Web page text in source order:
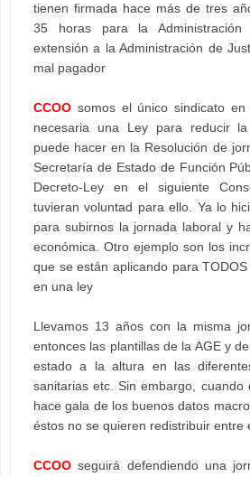
tienen firmada hace más de tres
35 horas para la
extensión a la Administración de
mal pagador
CCOO somos el único sindicato
necesaria una Ley para reducir
puede hacer en la Resolución de
Secretaría de Estado de Función
Decreto-Ley en el siguiente
tuvieran voluntad para ello. Ya lo
para subirnos la jornada laboral y
económica. Otro ejemplo son los
que se están aplicando para
en una ley
Llevamos 13 años con la misma
entonces las plantillas de la AGE y
estado a la altura en las
sanitarias etc. Sin embargo, cuando
hace gala de los buenos datos
éstos no se quieren redistribuir entre
CCOO seguirá defendiendo una